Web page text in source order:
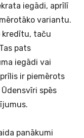
iegādi, aprīlī
variantu.
kredītu, taču
pats
iegādi vai
ir piemērots
spēs
panākumi